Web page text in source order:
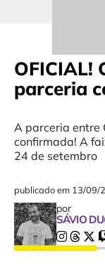
OFICIAL!
parceria
A parceria entre
confirmada! A
24 de setembro
publicado em 13/09/
por
SÁVIO